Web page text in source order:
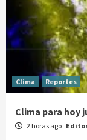
Clima Reportes
Clima para hoy
2 horas ago